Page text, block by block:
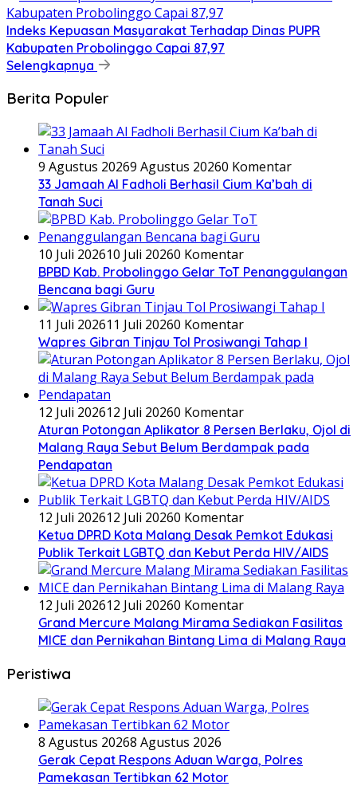
Indeks Kepuasan Masyarakat Terhadap Dinas PUPR
Kabupaten Probolinggo Capai 87,97
Selengkapnya
Berita Populer
9 Agustus 20269 Agustus 20260 Komentar
33 Jamaah Al Fadholi Berhasil Cium Ka’bah di
Tanah Suci
10 Juli 202610 Juli 20260 Komentar
BPBD Kab. Probolinggo Gelar ToT Penanggulangan
Bencana bagi Guru
11 Juli 202611 Juli 20260 Komentar
Wapres Gibran Tinjau Tol Prosiwangi Tahap I
12 Juli 202612 Juli 20260 Komentar
Aturan Potongan Aplikator 8 Persen Berlaku, Ojol di
Malang Raya Sebut Belum Berdampak pada
Pendapatan
12 Juli 202612 Juli 20260 Komentar
Ketua DPRD Kota Malang Desak Pemkot Edukasi
Publik Terkait LGBTQ dan Kebut Perda HIV/AIDS
12 Juli 202612 Juli 20260 Komentar
Grand Mercure Malang Mirama Sediakan Fasilitas
MICE dan Pernikahan Bintang Lima di Malang Raya
Peristiwa
8 Agustus 20268 Agustus 2026
Gerak Cepat Respons Aduan Warga, Polres
Pamekasan Tertibkan 62 Motor